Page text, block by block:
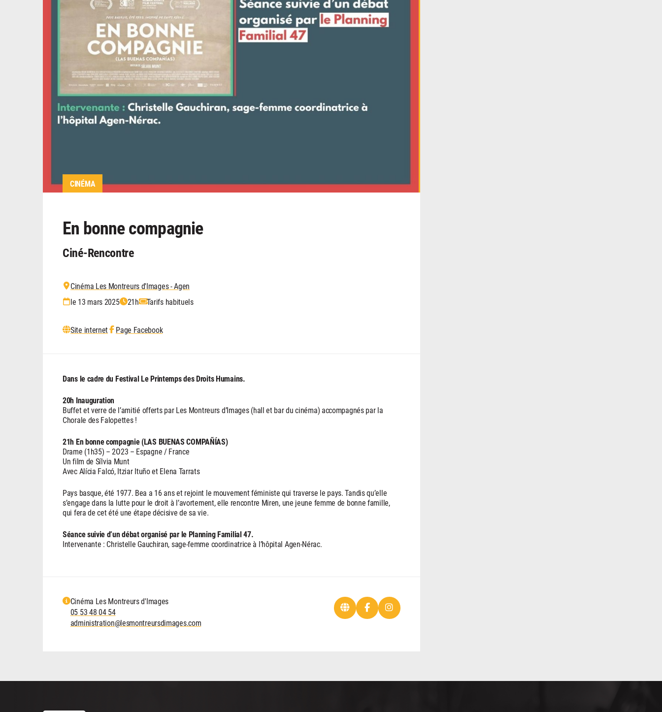
CINÉMA
En bonne compagnie
Ciné-Rencontre
Cinéma Les Montreurs d'Images - Agen
le 13 mars 2025
21h Tarifs habituels
Site internet Page Facebook
Dans le cadre du Festival Le Printemps des Droits Humains.
20h Inauguration
Buffet et verre de l’amitié offerts par Les Montreurs d’Images (hall et bar du cinéma) accompagnés par la
Chorale des Falopettes !
21h En bonne compagnie (LAS BUENAS COMPAÑÍAS)
Drame (1h35) – 2O23 – Espagne / France
Un film de Sílvia Munt
Avec Alícia Falcó, Itziar Ituño et Elena Tarrats
Pays basque, été 1977. Bea a 16 ans et rejoint le mouvement féministe qui traverse le pays. Tandis qu’elle
s’engage dans la lutte pour le droit à l’avortement, elle rencontre Miren, une jeune femme de bonne famille,
qui fera de cet été une étape décisive de sa vie.
Séance suivie d’un débat organisé par le Planning Familial 47.
Intervenante : Christelle Gauchiran, sage-femme coordinatrice à l’hôpital Agen-Nérac.
Cinéma Les Montreurs d'Images
05 53 48 04 54
administration@lesmontreursdimages.com